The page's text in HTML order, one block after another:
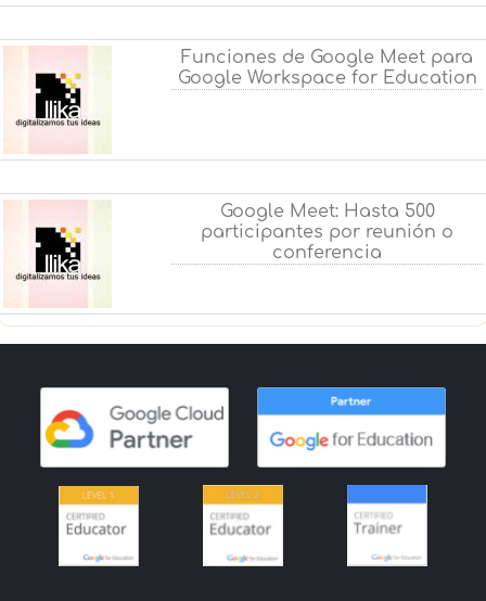
Funciones de Google Meet para
Google Workspace for Education
Google Meet: Hasta 500
participantes por reunión o
conferencia